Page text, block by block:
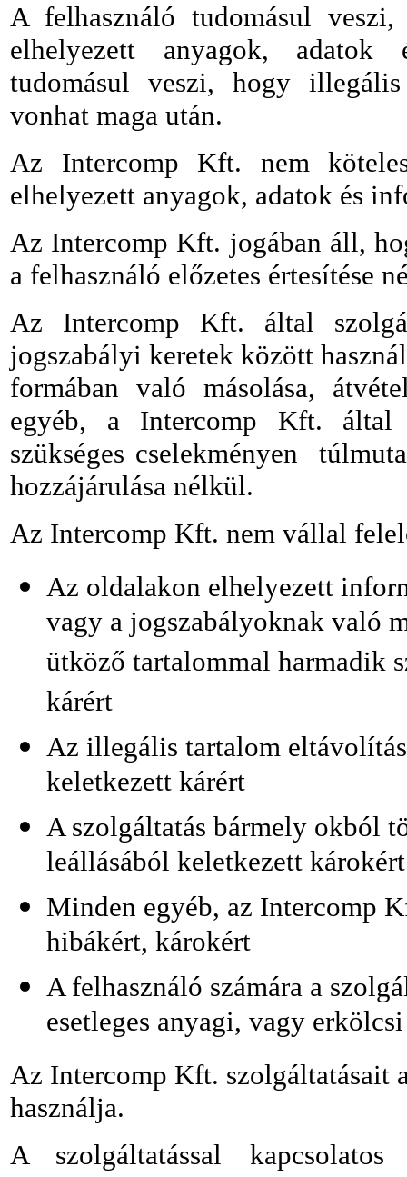
A felhasználó tudomásul
elhelyezett anyagok, adatok
tudomásul veszi, hogy
vonhat maga után.
Az Intercomp Kft. nem
elhelyezett anyagok, adatok és
Az Intercomp Kft. jogában áll,
a felhasználó előzetes értesítése
Az Intercomp Kft. által
jogszabályi keretek között
formában való másolása,
egyéb, a Intercomp Kft. által
szükséges cselekményen
hozzájárulása nélkül.
Az Intercomp Kft. nem vállal
Az oldalakon elhelyezett
vagy a jogszabályoknak való
ütköző tartalommal harmadik
kárért
Az illegális tartalom
keletkezett kárért
A szolgáltatás bármely okból
leállásából keletkezett károkért
Minden egyéb, az Intercomp
hibákért, károkért
A felhasználó számára a
esetleges anyagi, vagy
Az Intercomp Kft. szolgáltatásait
használja.
A szolgáltatással